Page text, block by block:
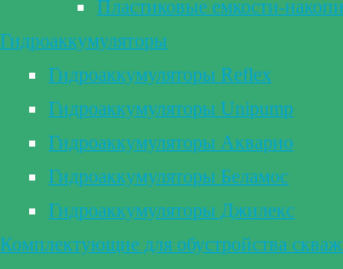
Пластиковые емкости-
Гидроаккумуляторы
Гидроаккумуляторы Reflex
Гидроаккумуляторы Unipump
Гидроаккумуляторы Акварио
Гидроаккумуляторы Беламос
Гидроаккумуляторы Джилекс
Комплектующие для обустройства